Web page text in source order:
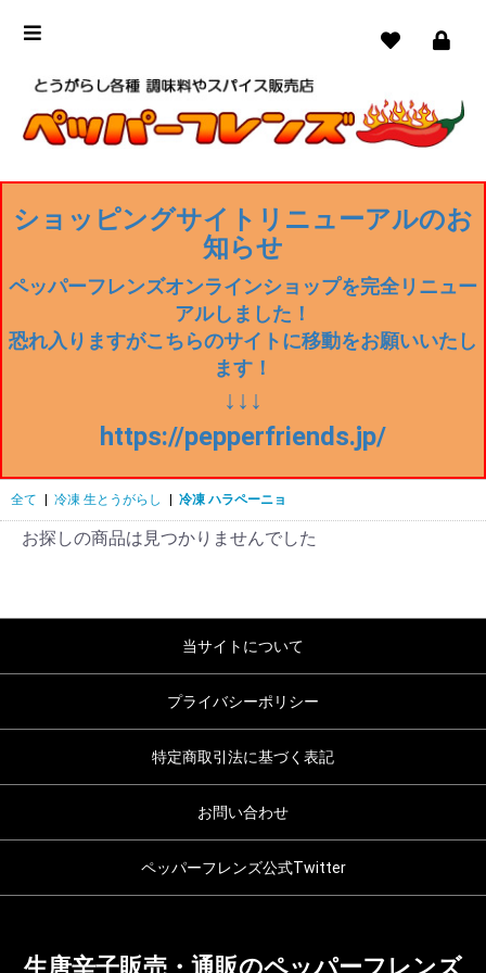
ショッピングサイトリニューアルのお
知らせ
ペッパーフレンズオンラインショップを完全リニュー
アルしました！
恐れ入りますがこちらのサイトに移動をお願いいたし
ます！
↓↓↓
https://pepperfriends.jp/
全て 冷凍 生とうがらし 冷凍 ハラペーニョ
お探しの商品は見つかりませんでした
当サイトについて
プライバシーポリシー
特定商取引法に基づく表記
お問い合わせ
ペッパーフレンズ公式Twitter
生唐辛子販売・通販のペッパーフレンズ